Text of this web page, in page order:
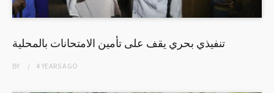
تنفيذي بحري يقف على تأمين الامتحانات بالمحلية
BY 4 YEARSAGO